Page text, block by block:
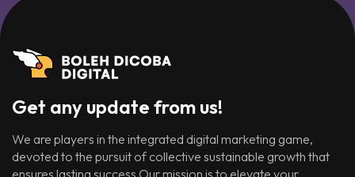
Get any update from us!
We are players in the integrated digital marketing game,
devoted to the pursuit of collective sustainable growth that